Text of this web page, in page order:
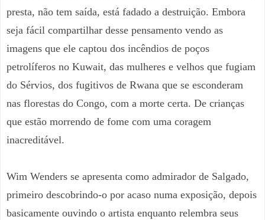
presta, não tem saída, está fadado a destruição. Embora
seja fácil compartilhar desse pensamento vendo as
imagens que ele captou dos incêndios de poços
petrolíferos no Kuwait, das mulheres e velhos que fugiam
do Sérvios, dos fugitivos de Rwana que se esconderam
nas florestas do Congo, com a morte certa. De crianças
que estão morrendo de fome com uma coragem
inacreditável.
Wim Wenders se apresenta como admirador de Salgado,
primeiro descobrindo-o por acaso numa exposição, depois
basicamente ouvindo o artista enquanto relembra seus